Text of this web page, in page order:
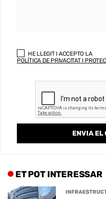
HE LLEGIT I ACCEPTO LA
POLÍTICA DE PRIVACITAT I
ET POT INTERESSAR